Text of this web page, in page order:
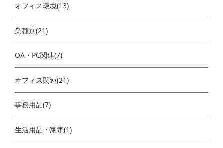
オフィス環境(13)
業種別(21)
OA・PC関連(7)
オフィス関連(21)
事務用品(7)
生活用品・家電(1)